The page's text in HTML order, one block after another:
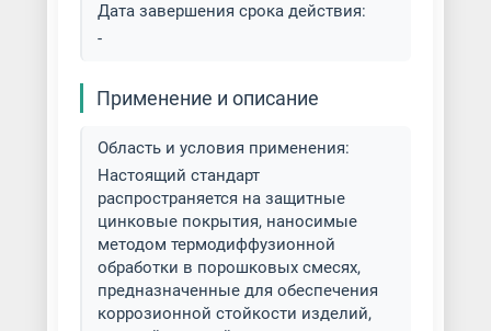
Дата завершения срока действия:
-
Применение и описание
Область и условия применения:
Настоящий стандарт
распространяется на защитные
цинковые покрытия, наносимые
методом термодиффузионной
обработки в порошковых смесях,
предназначенные для обеспечения
коррозионной стойкости изделий,